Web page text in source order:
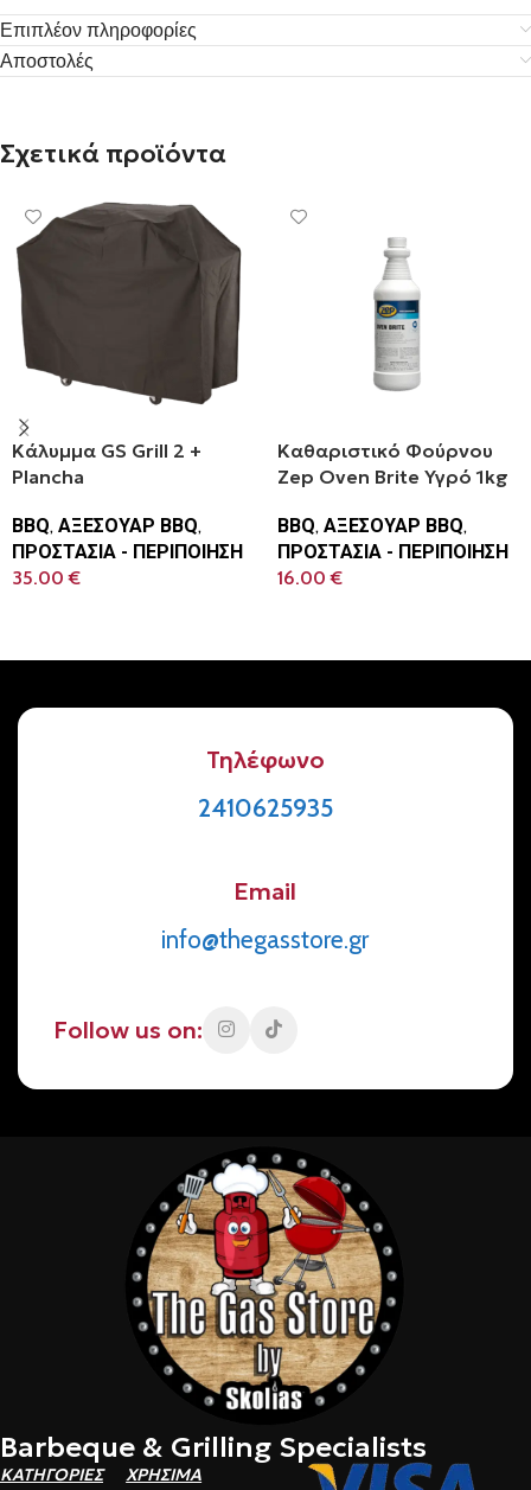
Επιπλέον πληροφορίες
Αποστολές
Σχετικά προϊόντα
Κάλυμμα GS Grill 2 +
Plancha
BBQ, ΑΞΕΣΟΥΑΡ BBQ,
ΠΡΟΣΤΑΣΙΑ - ΠΕΡΙΠΟΙΗΣΗ
35.00€
Καθαριστικό Φούρνου
Zep Oven Brite Υγρό 1kg
BBQ, ΑΞΕΣΟΥΑΡ BBQ,
ΠΡΟΣΤΑΣΙΑ - ΠΕΡΙΠΟΙΗΣΗ
16.00€
Τηλέφωνο
2410625935
Email
info@thegasstore.gr
Follow us on:
Barbeque & Grilling Specialists
ΚΑΤΗΓΟΡΙΕΣ ΧΡΗΣΙΜΑ